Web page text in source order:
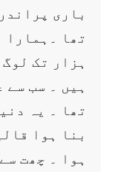
باری
تھا ۔ہمارا
ہزار تک
ہیں ۔ سب سے
تھا ۔ یہ
بنا ہوا
ہوا ۔ چھت